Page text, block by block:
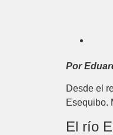
Por
Desde el
Esequibo.
El río